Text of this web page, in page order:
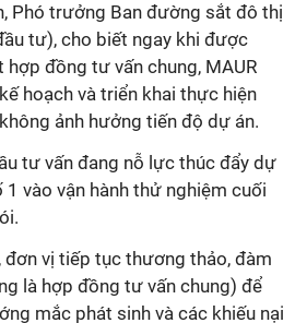
Phó trưởng Ban đường sắt đô thị
tư), cho biết ngay khi được
hợp đồng tư vấn chung, MAUR
hoạch và triển khai thực hiện
ảnh hưởng tiến độ dự án.
tư vấn đang nỗ lực thúc đẩy dự
vào vận hành thử nghiệm cuối
đơn vị tiếp tục thương thảo, đàm
là hợp đồng tư vấn chung) để
mắc phát sinh và các khiếu nại